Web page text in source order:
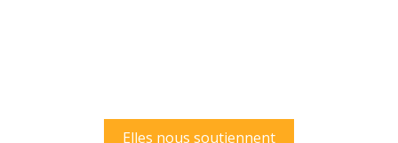
Elles nous soutiennent